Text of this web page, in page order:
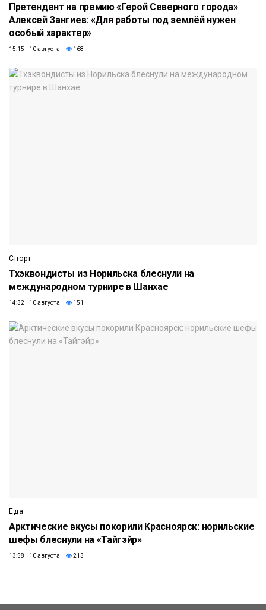
Претендент на премию «Герой Северного города»
Алексей Зангиев: «Для работы под землёй нужен
особый характер»
15:15 10 августа 168
Спорт
Тхэквондисты из Норильска блеснули на
международном турнире в Шанхае
14:32 10 августа 151
Еда
Арктические вкусы покорили Красноярск: норильские
шефы блеснули на «Тайгэйр»
13:58 10 августа 213